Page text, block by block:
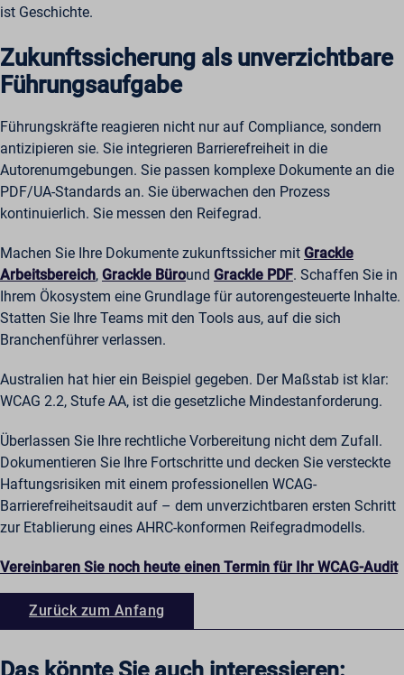
ist Geschichte.
Zukunftssicherung als unverzichtbare
Führungsaufgabe
Führungskräfte reagieren nicht nur auf Compliance, sondern
antizipieren sie. Sie integrieren Barrierefreiheit in die
Autorenumgebungen. Sie passen komplexe Dokumente an die
PDF/UA-Standards an. Sie überwachen den Prozess
kontinuierlich. Sie messen den Reifegrad.
Machen Sie Ihre Dokumente zukunftssicher mit Grackle
Arbeitsbereich, Grackle Büround Grackle PDF. Schaffen Sie in
Ihrem Ökosystem eine Grundlage für autorengesteuerte Inhalte.
Statten Sie Ihre Teams mit den Tools aus, auf die sich
Branchenführer verlassen.
Australien hat hier ein Beispiel gegeben. Der Maßstab ist klar:
WCAG 2.2, Stufe AA, ist die gesetzliche Mindestanforderung.
Überlassen Sie Ihre rechtliche Vorbereitung nicht dem Zufall.
Dokumentieren Sie Ihre Fortschritte und decken Sie versteckte
Haftungsrisiken mit einem professionellen WCAG-
Barrierefreiheitsaudit auf – dem unverzichtbaren ersten Schritt
zur Etablierung eines AHRC-konformen Reifegradmodells.
Vereinbaren Sie noch heute einen Termin für Ihr WCAG-Audit
Zurück zum Anfang